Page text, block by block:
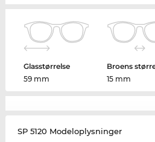
Glasstørrelse
59 mm
Broens
15 mm
SP 5120 Modeloplysninger